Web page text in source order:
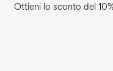
Ottieni lo sconto del